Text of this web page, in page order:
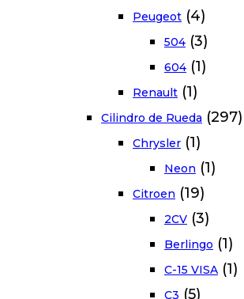
Peugeot (4)
504 (3)
604 (1)
Renault (1)
Cilindro de Rueda (297)
Chrysler (1)
Neon (1)
Citroen (19)
2CV (3)
Berlingo (1)
C-15 VISA (1)
C3 (5)